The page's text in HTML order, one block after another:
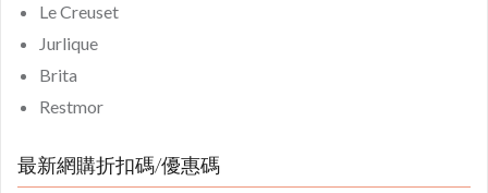
Le Creuset
Jurlique
Brita
Restmor
最新網購折扣碼/優惠碼